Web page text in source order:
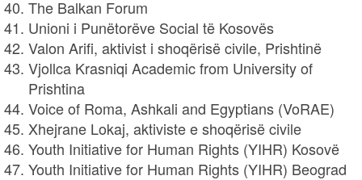
The Balkan Forum
Unioni i Punëtorëve Social të Kosovës
Valon Arifi, aktivist i shoqërisë civile, Prishtinë
Vjollca Krasniqi Academic from University of
Prishtina
Voice of Roma, Ashkali and Egyptians (VoRAE)
Xhejrane Lokaj, aktiviste e shoqërisë civile
Youth Initiative for Human Rights (YIHR) Kosovë
Youth Initiative for Human Rights (YIHR) Beograd